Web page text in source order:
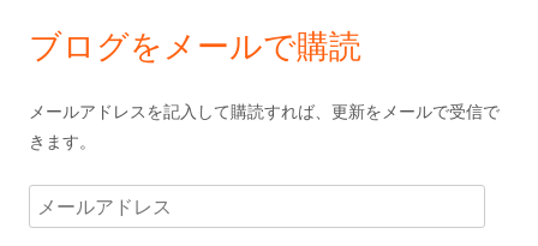
ブログをメールで購読
メールアドレスを記入して購読すれば、更新をメールで受信で
きます。
メ
ー